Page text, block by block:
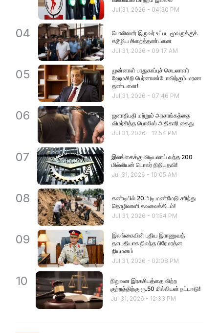
Jul 31, 2026 - 04:30 PM
04
பொலிஸார் இருவர் உட்பட மூவருக்குக்
கடூழிய சிறைத்தண்டனை
Jul 31, 2026 - 09:17 AM
05
முன்னாள் பாதுகாப்புச் செயலாளர்
ஹேமசிறி பெர்னாண்டோவிற்கும் மரண
தண்டனை!
Jul 31, 2026 - 07:46 PM
06
ஜனாதிபதி மற்றும் அரசாங்கத்தை
விமர்சித்த பொலிஸ் அதிகாரி கைது
Jul 31, 2026 - 12:54 PM
07
இலங்கைக்கு விடியலாய் வந்த 200
மில்லியன் டொலர் நிதியுதவி!
Jul 31, 2026 - 10:05 AM
08
கண்டியில் 20 அடி மண்மேடு சரிந்து
தொழிலாளி கவலைக்கிடம்!
Jul 31, 2026 - 01:54 PM
09
இலங்கையின் புதிய இராணுவத்
தளபதியாக நிலந்த பிரேமரத்ன
நியமனம்
Jul 31, 2026 - 02:08 PM
10
நிறுவன இரகசியத்தை விற்ற
குற்றத்திற்கு ரூ.50 மில்லியன் நட்டஈடு!
Jul 31, 2026 - 12:33 PM